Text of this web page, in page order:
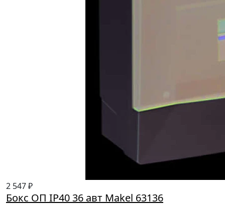
2 547 ₽
Бокс ОП IP40 36 авт Makel 63136